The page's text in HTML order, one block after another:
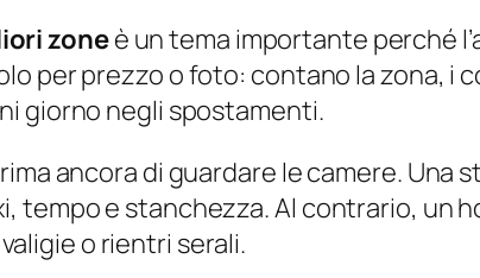
zoneè un tema importante perché
per prezzo o foto: contano la zona, i
giorno negli spostamenti.
ancora di guardare le camere.
tempo e stanchezza. Al contrario, un
o rientri serali.